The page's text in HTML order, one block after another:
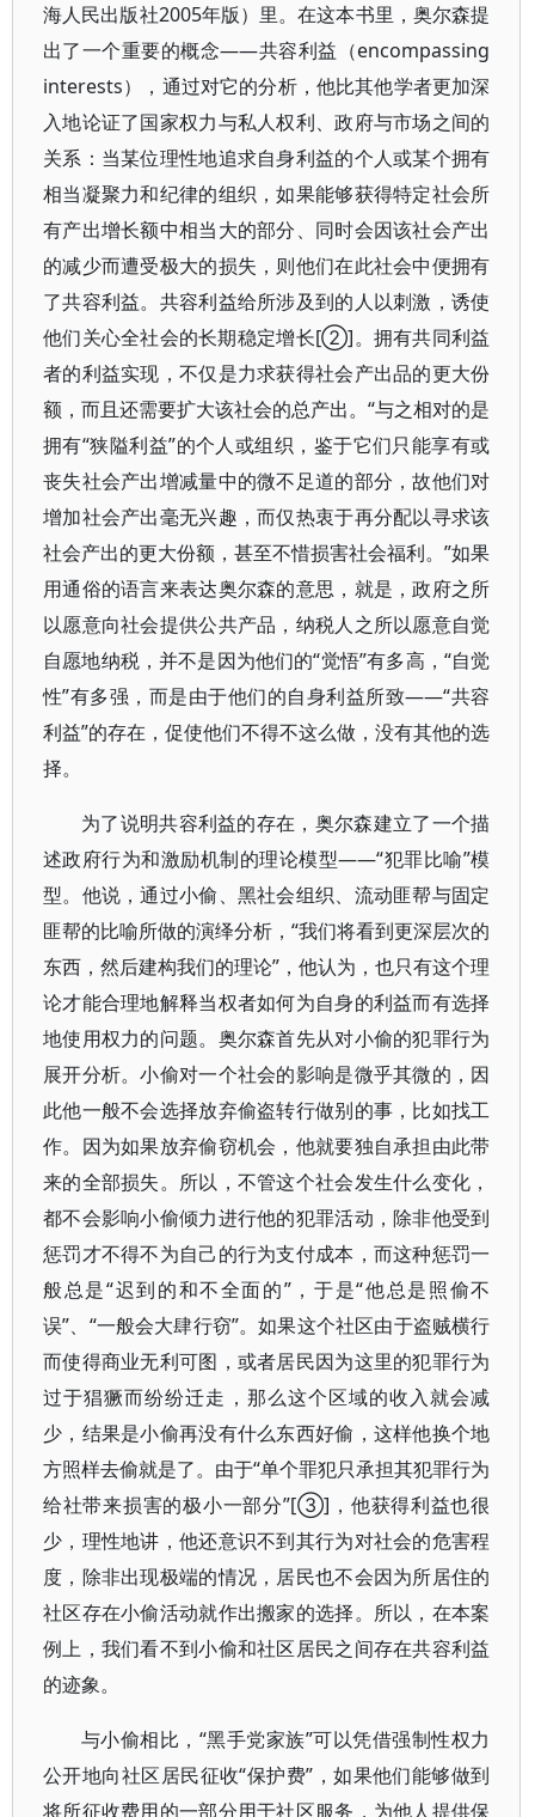
海人民出版社2005年版）里。在这本书里，奥尔森提
出了一个重要的概念――共容利益（encompassing
interests），通过对它的分析，他比其他学者更加深
入地论证了国家权力与私人权利、政府与市场之间的
关系：当某位理性地追求自身利益的个人或某个拥有
相当凝聚力和纪律的组织，如果能够获得特定社会所
有产出增长额中相当大的部分、同时会因该社会产出
的减少而遭受极大的损失，则他们在此社会中便拥有
了共容利益。共容利益给所涉及到的人以刺激，诱使
他们关心全社会的长期稳定增长[②]。拥有共同利益
者的利益实现，不仅是力求获得社会产出品的更大份
额，而且还需要扩大该社会的总产出。“与之相对的是
拥有“狭隘利益”的个人或组织，鉴于它们只能享有或
丧失社会产出增减量中的微不足道的部分，故他们对
增加社会产出毫无兴趣，而仅热衷于再分配以寻求该
社会产出的更大份额，甚至不惜损害社会福利。”如果
用通俗的语言来表达奥尔森的意思，就是，政府之所
以愿意向社会提供公共产品，纳税人之所以愿意自觉
自愿地纳税，并不是因为他们的“觉悟”有多高，“自觉
性”有多强，而是由于他们的自身利益所致――“共容
利益”的存在，促使他们不得不这么做，没有其他的选
择。
为了说明共容利益的存在，奥尔森建立了一个描
述政府行为和激励机制的理论模型――“犯罪比喻”模
型。他说，通过小偷、黑社会组织、流动匪帮与固定
匪帮的比喻所做的演绎分析，“我们将看到更深层次的
东西，然后建构我们的理论”，他认为，也只有这个理
论才能合理地解释当权者如何为自身的利益而有选择
地使用权力的问题。奥尔森首先从对小偷的犯罪行为
展开分析。小偷对一个社会的影响是微乎其微的，因
此他一般不会选择放弃偷盗转行做别的事，比如找工
作。因为如果放弃偷窃机会，他就要独自承担由此带
来的全部损失。所以，不管这个社会发生什么变化，
都不会影响小偷倾力进行他的犯罪活动，除非他受到
惩罚才不得不为自己的行为支付成本，而这种惩罚一
般总是“迟到的和不全面的”，于是“他总是照偷不
误”、“一般会大肆行窃”。如果这个社区由于盗贼横行
而使得商业无利可图，或者居民因为这里的犯罪行为
过于猖獗而纷纷迁走，那么这个区域的收入就会减
少，结果是小偷再没有什么东西好偷，这样他换个地
方照样去偷就是了。由于“单个罪犯只承担其犯罪行为
给社带来损害的极小一部分”[③]，他获得利益也很
少，理性地讲，他还意识不到其行为对社会的危害程
度，除非出现极端的情况，居民也不会因为所居住的
社区存在小偷活动就作出搬家的选择。所以，在本案
例上，我们看不到小偷和社区居民之间存在共容利益
的迹象。
与小偷相比，“黑手党家族”可以凭借强制性权力
公开地向社区居民征收“保护费”，如果他们能够做到
将所征收费用的一部分用于社区服务，为他人提供保